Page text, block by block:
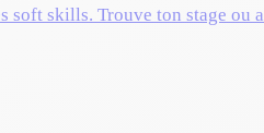
soft skills. Trouve ton stage ou